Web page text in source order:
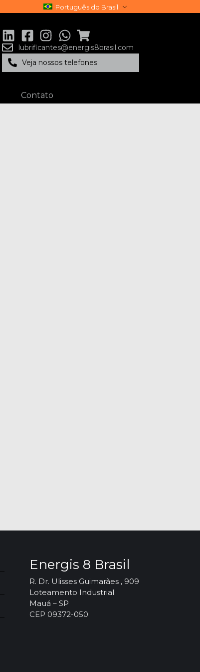
Português do Brasil
lubrificantes@energis8brasil.com
Veja nossos telefones
Contato
Energis 8 Brasil
R. Dr. Ulisses Guimarães , 909
Loteamento Industrial
Mauá – SP
CEP 09372-050